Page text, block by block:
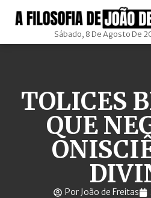
Sábado, 8 De Agosto De
TOLICES
QUE
Por João de Freitas